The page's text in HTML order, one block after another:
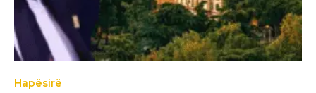
Hapësirë